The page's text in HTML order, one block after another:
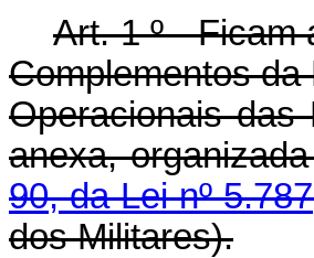
Art. 1 º - Ficam
Complementos
Operacionais das
anexa,
90, da Lei nº
dos Militares).